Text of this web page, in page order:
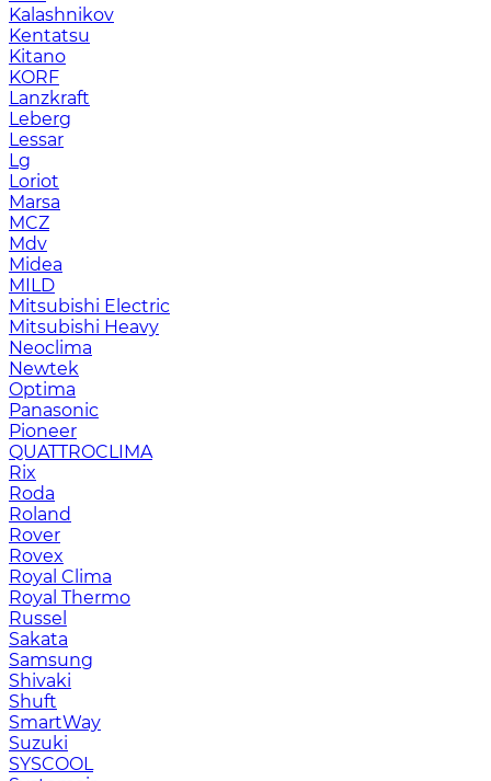
Kalashnikov
Kentatsu
Kitano
KORF
Lanzkraft
Leberg
Lessar
Lg
Loriot
Marsa
MCZ
Mdv
Midea
MILD
Mitsubishi Electric
Mitsubishi Heavy
Neoclima
Newtek
Optima
Panasonic
Pioneer
QUATTROCLIMA
Rix
Roda
Roland
Rover
Rovex
Royal Clima
Royal Thermo
Russel
Sakata
Samsung
Shivaki
Shuft
SmartWay
Suzuki
SYSCOOL